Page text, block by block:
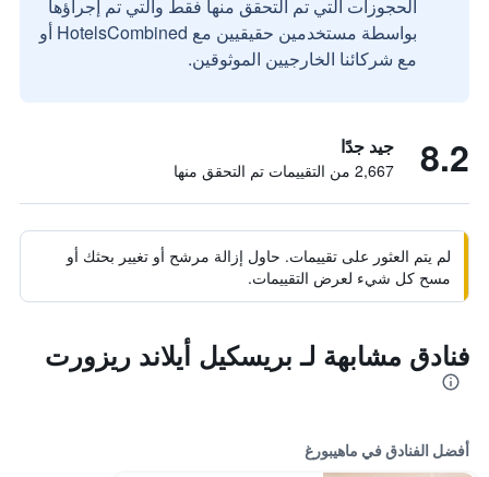
الحجوزات التي تم التحقق منها فقط والتي تم إجراؤها
بواسطة مستخدمين حقيقيين مع HotelsCombined أو
مع شركائنا الخارجيين الموثوقين.
8.2 جيد جدًا
2,667 من التقييمات تم التحقق منها
لم يتم العثور على تقييمات. حاول إزالة مرشح أو تغيير بحثك أو
مسح كل شيء لعرض التقييمات.
فنادق مشابهة لـ بريسكيل أيلاند ريزورت
أفضل الفنادق في ماهيبورغ